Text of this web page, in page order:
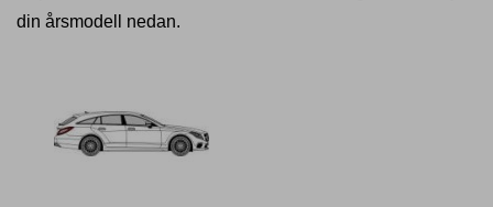
din årsmodell nedan.